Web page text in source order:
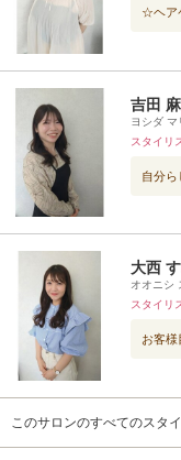
☆ヘア
吉田
ヨシダ マ
スタイリ
自分ら
大西
オオニシ
スタイリ
お客様
このサロンのすべてのスタ